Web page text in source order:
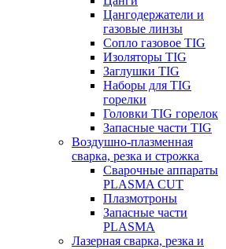
Цангодержатели и
газовые линзы
Сопло газовое TIG
Изоляторы TIG
Заглушки TIG
Наборы для TIG
горелки
Головки TIG горелок
Запасные части TIG
Воздушно-плазменная
сварка, резка и строжка
Сварочные аппараты
PLASMA CUT
Плазмотроны
Запасные части
PLASMA
Лазерная сварка, резка и